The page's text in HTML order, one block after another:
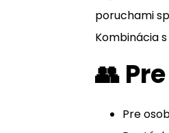
poruchami
Kombinácia
👥
Pre